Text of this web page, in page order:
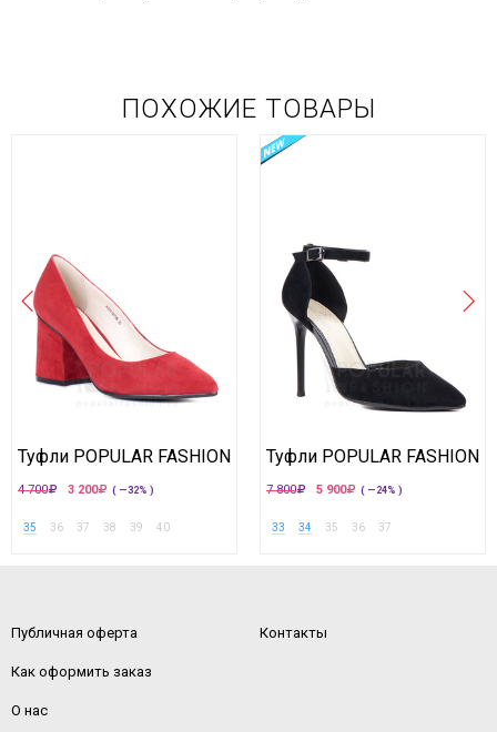
ПОХОЖИЕ ТОВАРЫ
Туфли POPULAR FASHION
4 700 3 200 ( —32% )
35 36 37 38 39 40
Туфли POPULAR FASHION
7 800 5 900 ( —24% )
33 34 35 36 37
Публичная оферта
Как оформить заказ
О нас
Контакты